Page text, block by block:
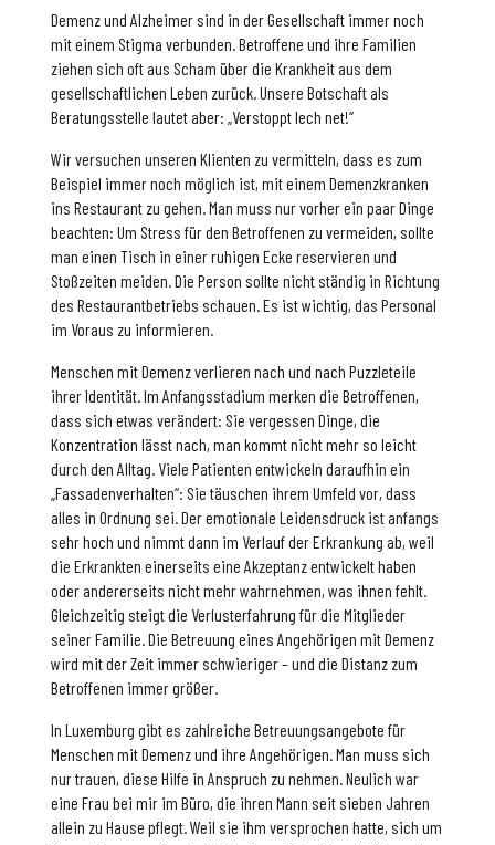
Demenz und Alzheimer sind in der Gesellschaft immer noch
mit einem Stigma verbunden. Betroffene und ihre Familien
ziehen sich oft aus Scham über die Krankheit aus dem
gesellschaftlichen Leben zurück. Unsere Botschaft als
Beratungsstelle lautet aber: „Verstoppt Iech net!“
Wir versuchen unseren Klienten zu vermitteln, dass es zum
Beispiel immer noch möglich ist, mit einem Demenzkranken
ins Restaurant zu gehen. Man muss nur vorher ein paar Dinge
beachten: Um Stress für den Betroffenen zu vermeiden, sollte
man einen Tisch in einer ruhigen Ecke reservieren und
Stoßzeiten meiden. Die Person sollte nicht ständig in Richtung
des Restaurantbetriebs schauen. Es ist wichtig, das Personal
im Voraus zu informieren.
Menschen mit Demenz verlieren nach und nach Puzzleteile
ihrer Identität. Im Anfangsstadium merken die Betroffenen,
dass sich etwas verändert: Sie vergessen Dinge, die
Konzentration lässt nach, man kommt nicht mehr so leicht
durch den Alltag. Viele Patienten entwickeln daraufhin ein
„Fassadenverhalten“: Sie täuschen ihrem Umfeld vor, dass
alles in Ordnung sei. Der emotionale Leidensdruck ist anfangs
sehr hoch und nimmt dann im Verlauf der Erkrankung ab, weil
die Erkrankten einerseits eine Akzeptanz entwickelt haben
oder andererseits nicht mehr wahrnehmen, was ihnen fehlt.
Gleichzeitig steigt die Verlusterfahrung für die Mitglieder
seiner Familie. Die Betreuung eines Angehörigen mit Demenz
wird mit der Zeit immer schwieriger – und die Distanz zum
Betroffenen immer größer.
In Luxemburg gibt es zahlreiche Betreuungsangebote für
Menschen mit Demenz und ihre Angehörigen. Man muss sich
nur trauen, diese Hilfe in Anspruch zu nehmen. Neulich war
eine Frau bei mir im Büro, die ihren Mann seit sieben Jahren
allein zu Hause pflegt. Weil sie ihm versprochen hatte, sich um